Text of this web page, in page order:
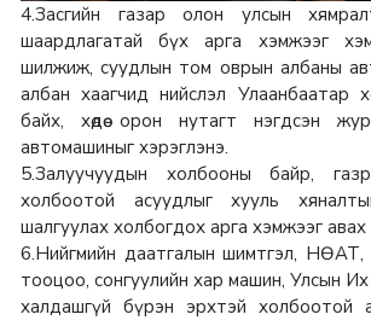
4.Засгийн газар олон улсын
шаардлагатай бүх арга хэмжээг
шилжиж, суудлын том оврын албаны
албан хаагчид нийслэл Улаанбаатар
байх, хөдөө орон нутагт нэгдсэн
автомашиныг хэрэглэнэ.
5.Залуучуудын холбооны байр,
холбоотой асуудлыг хууль
шалгуулах холбогдох арга хэмжээг
6.Нийгмийн даатгалын шимтгэл, НӨАТ,
тооцоо, сонгуулийн хар машин, Улсын
халдашгүй бүрэн эрхтэй холбоотой